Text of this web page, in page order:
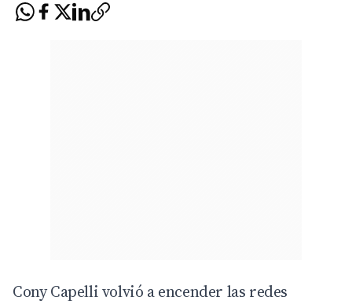
Cony Capelli volvió a encender las redes